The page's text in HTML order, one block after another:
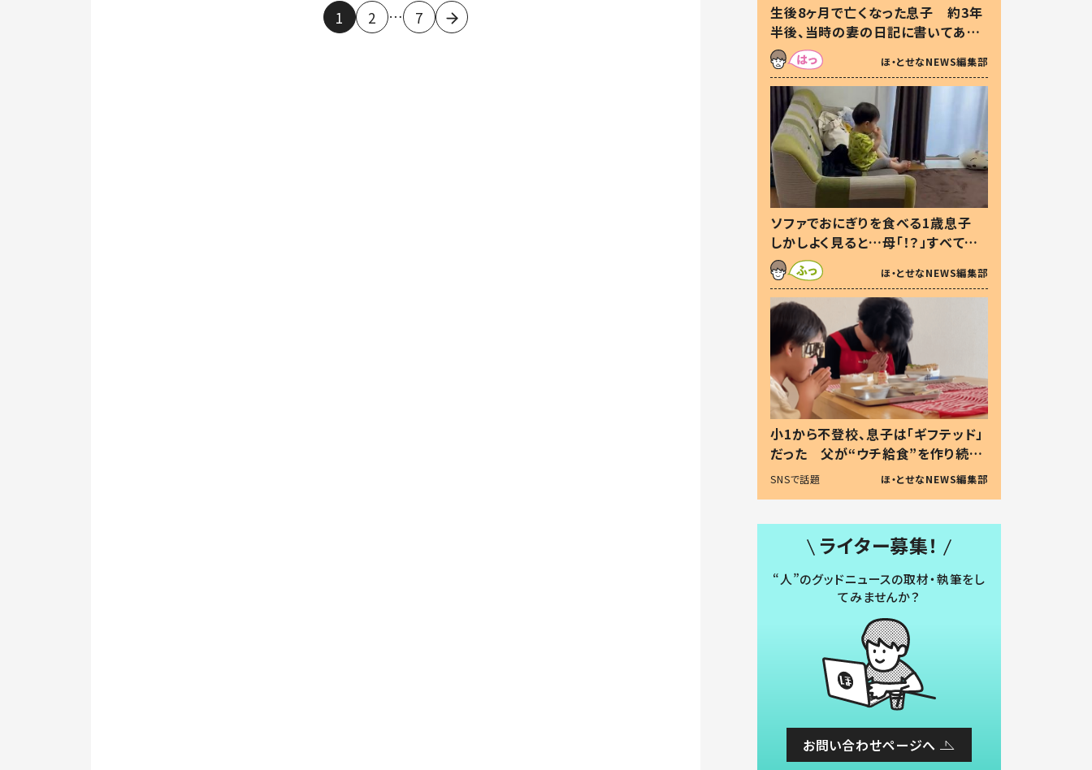
1 2 … 7
生後8ヶ月で亡くなった息子 約3年
半後、当時の妻の日記に書いてあっ
た本音とは
ほ・とせなNEWS編集部
ソファでおにぎりを食べる1歳息子
しかしよく見ると…母「！？」すべてを
察した母の投稿に「可愛いから許
す！」「現行犯〜」
ほ・とせなNEWS編集部
小1から不登校、息子は「ギフテッド」
だった 父が“ウチ給食”を作り続け
る理由とは #令和の親 #令和の子
SNSで話題 ほ・とせなNEWS編集部
ライター募集！
“人”のグッドニュースの取材・執筆をし
てみませんか？
お問い合わせページへ